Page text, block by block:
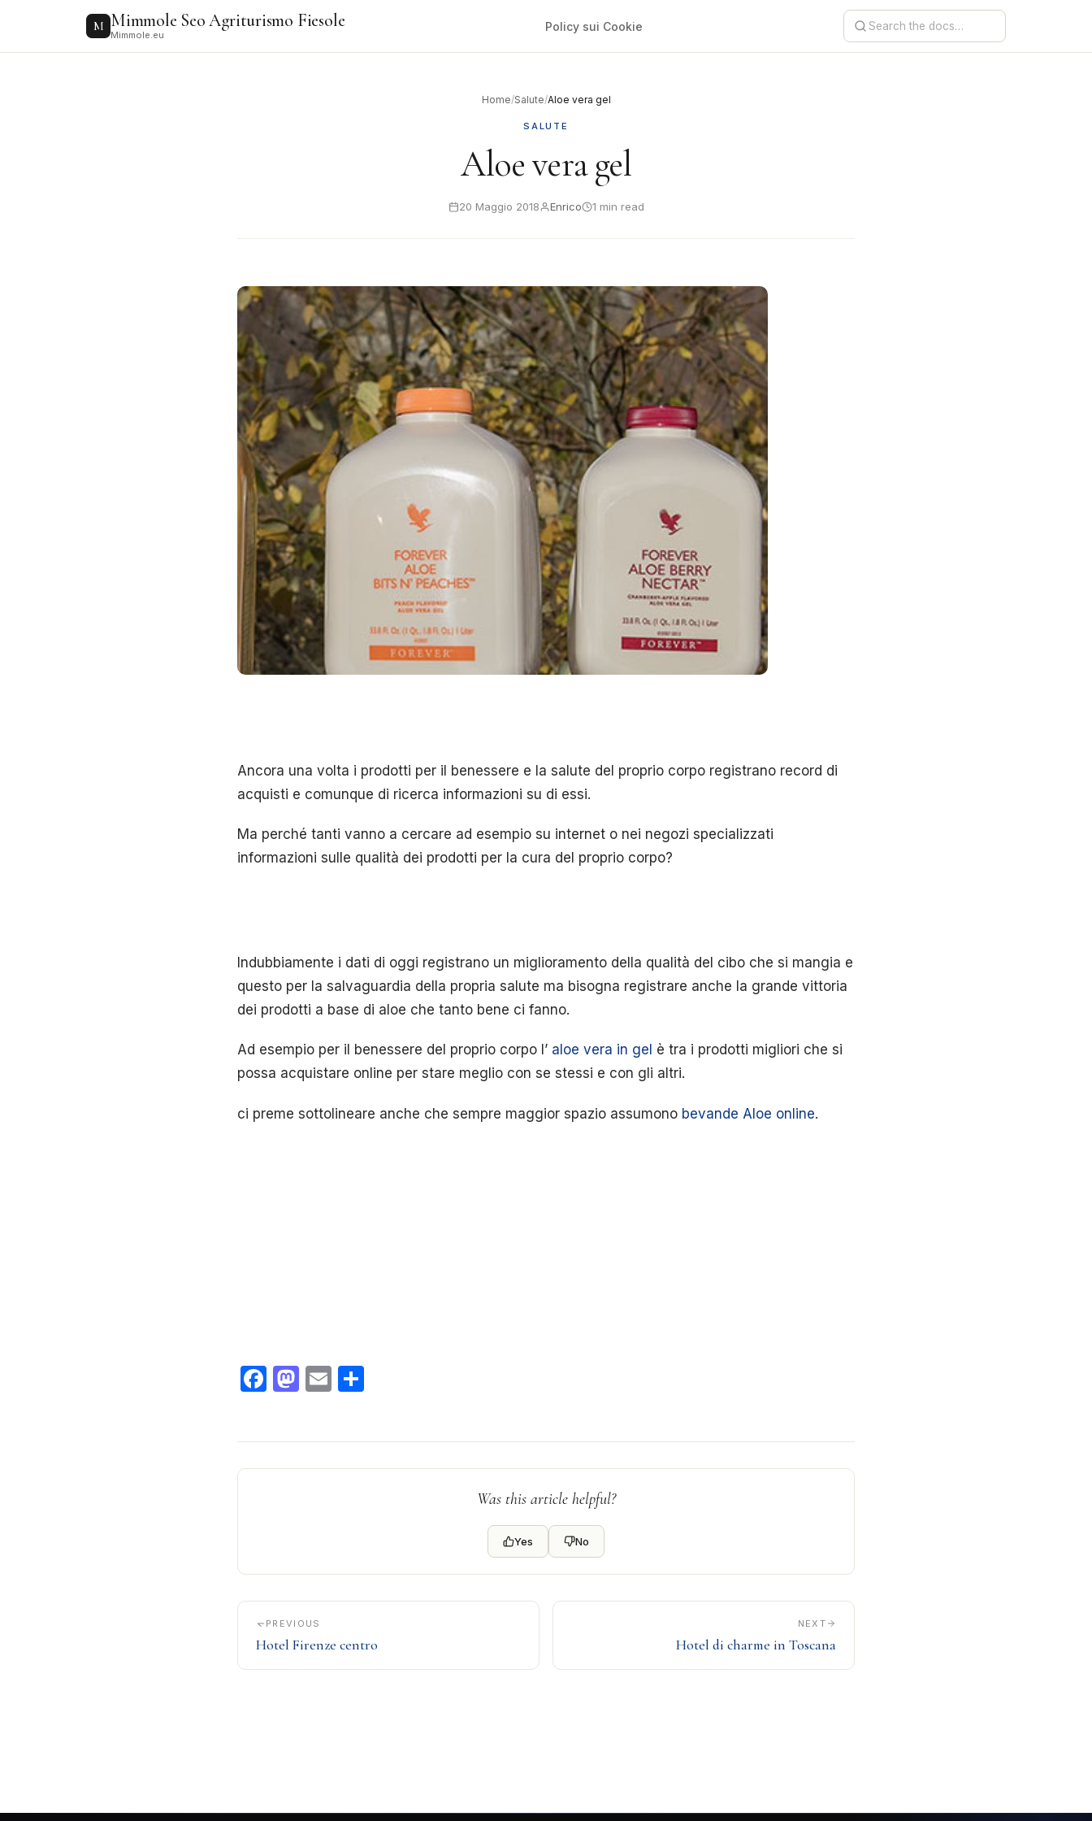
M Mimmole Seo Agriturismo Fiesole
Mimmole.eu
Policy sui Cookie
Home/Salute/Aloe vera gel
SALUTE
Aloe vera gel
20 Maggio 2018 Enrico 1 min read
Ancora una volta i prodotti per il benessere e la salute del proprio corpo registrano record di
acquisti e comunque di ricerca informazioni su di essi.
Ma perché tanti vanno a cercare ad esempio su internet o nei negozi specializzati
informazioni sulle qualità dei prodotti per la cura del proprio corpo?
Indubbiamente i dati di oggi registrano un miglioramento della qualità del cibo che si mangia e
questo per la salvaguardia della propria salute ma bisogna registrare anche la grande vittoria
dei prodotti a base di aloe che tanto bene ci fanno.
Ad esempio per il benessere del proprio corpo l’ aloe vera in gel è tra i prodotti migliori che si
possa acquistare online per stare meglio con se stessi e con gli altri.
ci preme sottolineare anche che sempre maggior spazio assumono bevande Aloe online.
Facebook
Mastodon
Email
Was this article helpful?
Yes No
PREVIOUS
Hotel Firenze centro
NEXT
Hotel di charme in Toscana